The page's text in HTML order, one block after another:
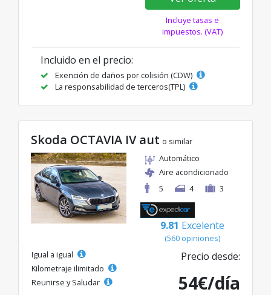
Incluye tasas e
impuestos. (VAT)
Incluido en el precio:
Exención de daños por colisión (CDW)
La responsabilidad de terceros(TPL)
Skoda OCTAVIA IV aut o similar
Automático
Aire acondicionado
5
4 3
9.81 Excelente
(560 opiniones)
Igual a igual
Kilometraje ilimitado
Reunirse y Saludar
Precio desde:
54€/día